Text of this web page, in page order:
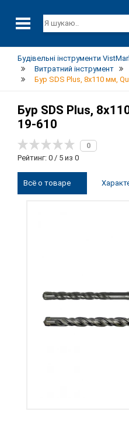
Будівельні інструменти
Витратний інструмент
Бур SDS Plus, 8x110 мм,
Бур SDS Plus,
19-610
0
Рейтинг: 0 / 5 из 0
Всё о товаре